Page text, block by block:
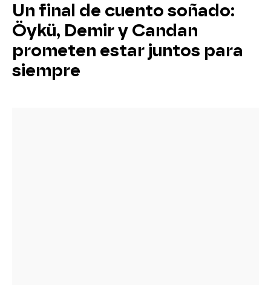
Un final de cuento soñado:
Öykü, Demir y Candan
prometen estar juntos para
siempre